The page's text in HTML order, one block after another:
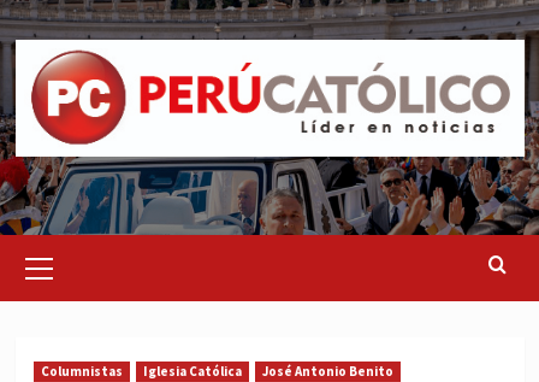
Menu
Columnistas Iglesia Católica
José Antonio Benito